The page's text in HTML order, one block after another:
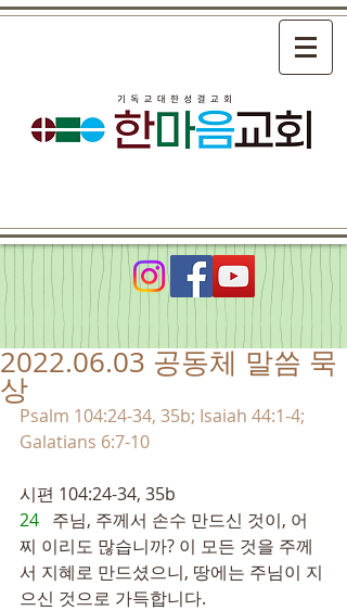
2022.06.03 공동체 말씀 묵
상
Psalm 104:24-34, 35b; Isaiah 44:1-4;
Galatians 6:7-10
시편 104:24-34, 35b
24 주님, 주께서 손수 만드신 것이, 어
찌 이리도 많습니까? 이 모든 것을 주께
서 지혜로 만드셨으니, 땅에는 주님이 지
으신 것으로 가득합니다.